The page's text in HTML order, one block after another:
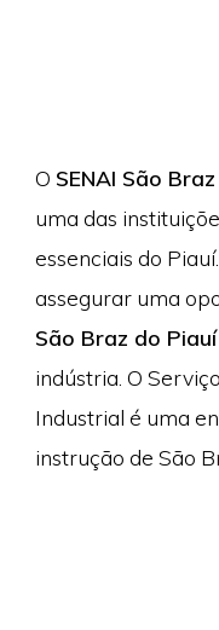
O SENAI São
uma das
essenciais do
assegurar uma
São Braz do Piauí
indústria. O
Industrial é uma
instrução de São